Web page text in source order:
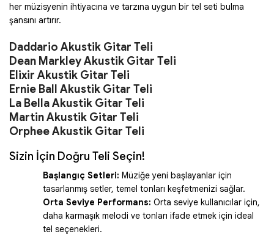
her müzisyenin ihtiyacına ve tarzına uygun bir tel seti bulma
şansını artırır.
Daddario Akustik Gitar Teli
Dean Markley Akustik Gitar Teli
Elixir Akustik Gitar Teli
Ernie Ball Akustik Gitar Teli
La Bella Akustik Gitar Teli
Martin Akustik Gitar Teli
Orphee Akustik Gitar Teli
Sizin İçin Doğru Teli Seçin!
Başlangıç Setleri: Müziğe yeni başlayanlar için
tasarlanmış setler, temel tonları keşfetmenizi sağlar.
Orta Seviye Performans: Orta seviye kullanıcılar için,
daha karmaşık melodi ve tonları ifade etmek için ideal
tel seçenekleri.